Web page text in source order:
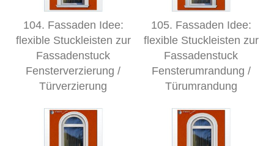
104. Fassaden Idee:
flexible Stuckleisten zur
Fassadenstuck
Fensterverzierung /
Türverzierung
105. Fassaden Idee:
flexible Stuckleisten zur
Fassadenstuck
Fensterumrandung /
Türumrandung